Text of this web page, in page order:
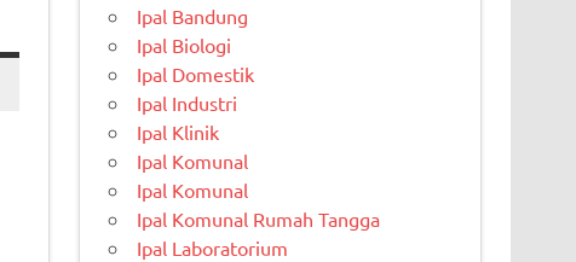
Ipal Bandung
Ipal Biologi
Ipal Domestik
Ipal Industri
Ipal Klinik
Ipal Komunal
Ipal Komunal
Ipal Komunal Rumah Tangga
Ipal Laboratorium